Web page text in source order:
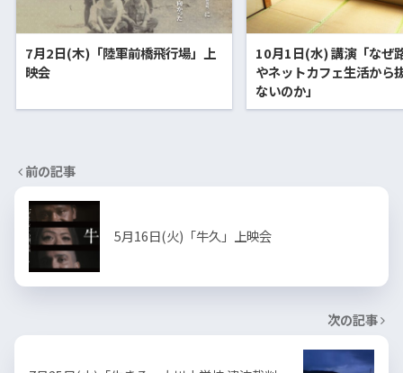
7月2日(木)「陸軍前橋飛行場」上
映会
10月1日(水) 講演「なぜ
やネットカフェ生活から
ないのか」
前の記事
5月16日(火)「牛久」上映会
次の記事